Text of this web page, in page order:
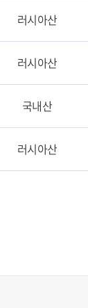
러시아산
러시아산
국내산
러시아산